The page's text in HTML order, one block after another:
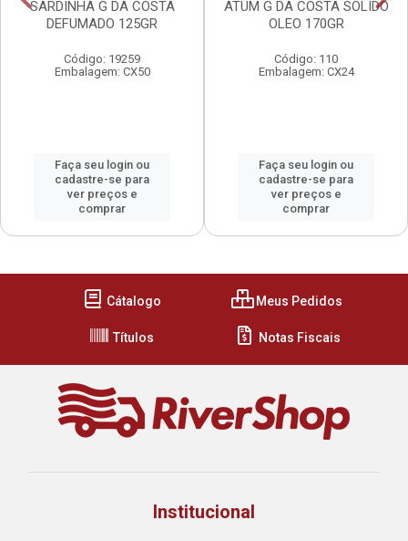
SARDINHA G DA COSTA
DEFUMADO 125GR
Código: 19259
Embalagem: CX50
Faça seu login ou
cadastre-se para
ver preços e
comprar
ATUM G DA COSTA SOLIDO
OLEO 170GR
Código: 110
Embalagem: CX24
Faça seu login ou
cadastre-se para
ver preços e
comprar
Cátalogo Meus Pedidos
Títulos Notas Fiscais
Institucional